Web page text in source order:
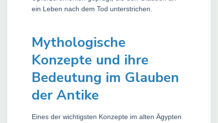
ein Leben nach dem Tod unterstrichen.
Mythologische
Konzepte und ihre
Bedeutung im Glauben
der Antike
Eines der wichtigsten Konzepte im alten Ägypten